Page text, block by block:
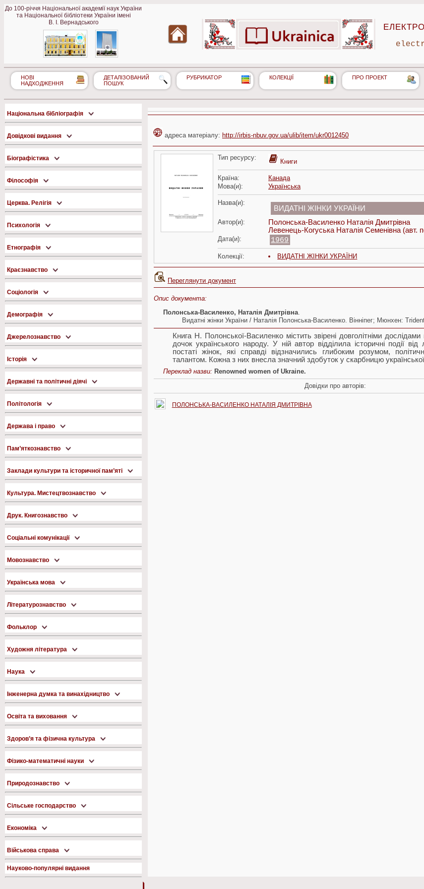
До 100-річчя Національної академії наук України
та Національної бібліотеки України імені
В. І. Вернадського
НОВІ
НАДХОДЖЕННЯ
ДЕТАЛІЗОВАНИЙ
ПОШУК
РУБРИКАТОР КОЛЕКЦІЇ ПРО ПРОЕКТ
Національна бібліографія
Довідкові видання
Біографістика
Філософія
Церква. Релігія
Психологія
Етнографія
Краєзнавство
Соціологія
Демографія
Джерелознавство
Історія
Державні та політичні діячі
Політологія
Держава і право
Пам’яткознавство
Заклади культури та історичної пам’яті
Культура. Мистецтвознавство
Друк. Книгознавство
Соціальні комунікації
Мовознавство
Українська мова
Літературознавство
Фольклор
Художня література
Наука
Інженерна думка та винахідництво
Освіта та виховання
Здоров’я та фізична культура
Фізико-математичні науки
Природознавство
Сільське господарство
Економіка
Військова справа
Науково-популярні видання
адреса матеріалу: http://irbis-nbuv.gov.ua/ulib/item/ukr0012450
Тип ресурсу:
Книги
Країна:
Канада
Мова(и):
Українська
Назва(и):
ВИДАТНІ ЖІНКИ УКРАЇНИ
Автор(и):
Полонська-Василенко Наталія Дмитрівна
Левенець-Когуська Наталія Семенівна (авт.
Дата(и): 1969
Колекції: ВИДАТНІ ЖІНКИ УКРАЇНИ
Переглянути документ
Опис документа:
Полонська-Василенко, Наталія Дмитрівна.
Видатні жінки України / Наталія Полонська-Василенко. Вінніпег; Мюнхен:
Книга Н. Полонської-Василенко містить звірені довголітніми
дочок українського народу. У ній автор відділила історичні події
постаті жінок, які справді відзначились глибоким розумом,
талантом. Кожна з них внесла значний здобуток у скарбницю української
Переклад назви: Renowned women of Ukraine.
Довідки про авторів:
ПОЛОНСЬКА-ВАСИЛЕНКО НАТАЛІЯ ДМИТРІВНА